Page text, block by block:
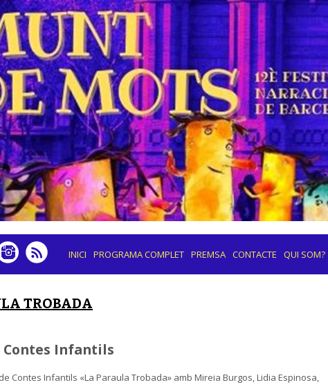
INICI PROGRAMA COMPLET PREMSA CONTACTE QUI SOM?
TROBADA
Contes Infantils
Contes Infantils «La Paraula Trobada» amb Mireia Burgos, Lidia Espinosa,